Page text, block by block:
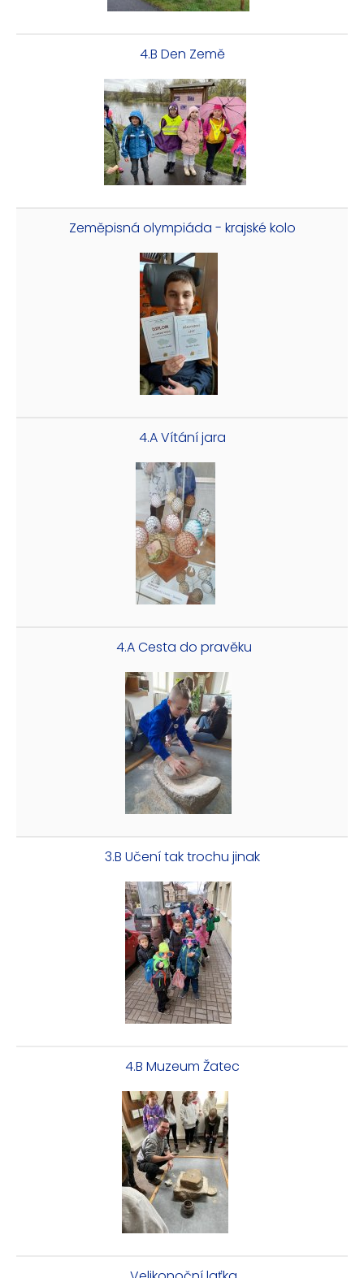
4.B Den Země
Zeměpisná olympiáda - krajské kolo
4.A Vítání jara
4.A Cesta do pravěku
3.B Učení tak trochu jinak
4.B Muzeum Žatec